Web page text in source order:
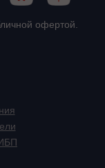
офертой.